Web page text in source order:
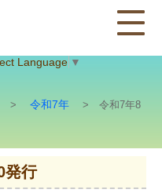
Language ▼
> 令和7年 > 令和7年8
発行